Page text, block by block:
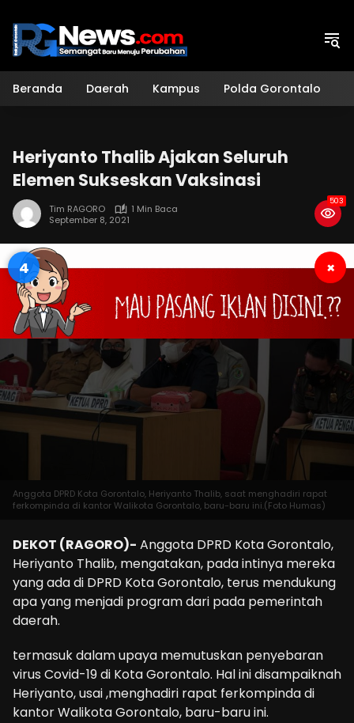
konten
Beranda Daerah Kampus Polda Gorontalo
Heriyanto Thalib Ajakan Seluruh
Elemen Sukseskan Vaksinasi
Tim RAGORO
1 Min Baca
September 8, 2021
503
3 ×
Anggota DPRD Kota Gorontalo, Heriyanto Thalib, saat menghadiri rapat
ferkompinda di kantor Walikota Gorontalo, baru-baru ini.(Foto Humas)
DEKOT (RAGORO)- Anggota DPRD Kota Gorontalo,
Heriyanto Thalib, mengatakan, pada intinya mereka
yang ada di DPRD Kota Gorontalo, terus mendukung
apa yang menjadi program dari pada pemerintah
daerah.
termasuk dalam upaya memutuskan penyebaran
virus Covid-19 di Kota Gorontalo. Hal ini disampaiknah
Heriyanto, usai ,menghadiri rapat ferkompinda di
kantor Walikota Gorontalo, baru-baru ini.